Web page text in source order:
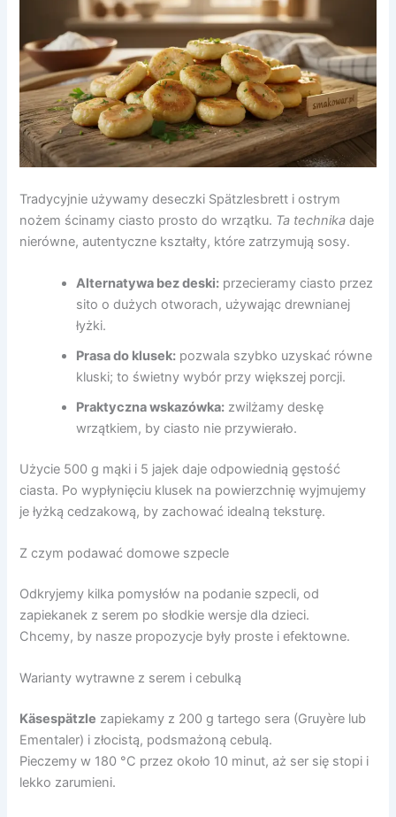
Tradycyjnie używamy deseczki Spätzlesbrett i ostrym
nożem ścinamy ciasto prosto do wrzątku. Ta technika daje
nierówne, autentyczne kształty, które zatrzymują sosy.
Alternatywa bez deski: przecieramy ciasto przez
sito o dużych otworach, używając drewnianej
łyżki.
Prasa do klusek: pozwala szybko uzyskać równe
kluski; to świetny wybór przy większej porcji.
Praktyczna wskazówka: zwilżamy deskę
wrzątkiem, by ciasto nie przywierało.
Użycie 500 g mąki i 5 jajek daje odpowiednią gęstość
ciasta. Po wypłynięciu klusek na powierzchnię wyjmujemy
je łyżką cedzakową, by zachować idealną teksturę.
Z czym podawać domowe szpecle
Odkryjemy kilka pomysłów na podanie szpecli, od
zapiekanek z serem po słodkie wersje dla dzieci.
Chcemy, by nasze propozycje były proste i efektowne.
Warianty wytrawne z serem i cebulką
Käsespätzle zapiekamy z 200 g tartego sera (Gruyère lub
Ementaler) i złocistą, podsmażoną cebulą.
Pieczemy w 180 °C przez około 10 minut, aż ser się stopi i
lekko zarumieni.